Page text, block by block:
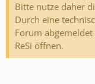
Bitte nutze daher
Durch eine
Forum
ReSi öffnen.